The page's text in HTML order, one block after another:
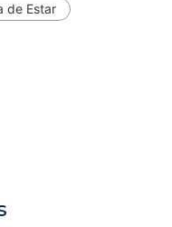
de Estar